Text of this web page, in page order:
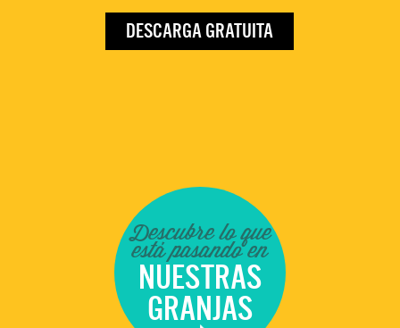
DESCARGA GRATUITA
Descubre lo que
está pasando en
NUESTRAS
GRANJAS